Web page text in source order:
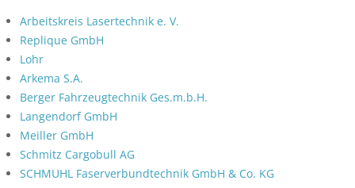
Arbeitskreis Lasertechnik e. V.
Replique GmbH
Lohr
Arkema S.A.
Berger Fahrzeugtechnik Ges.m.b.H.
Langendorf GmbH
Meiller GmbH
Schmitz Cargobull AG
SCHMUHL Faserverbundtechnik GmbH & Co. KG